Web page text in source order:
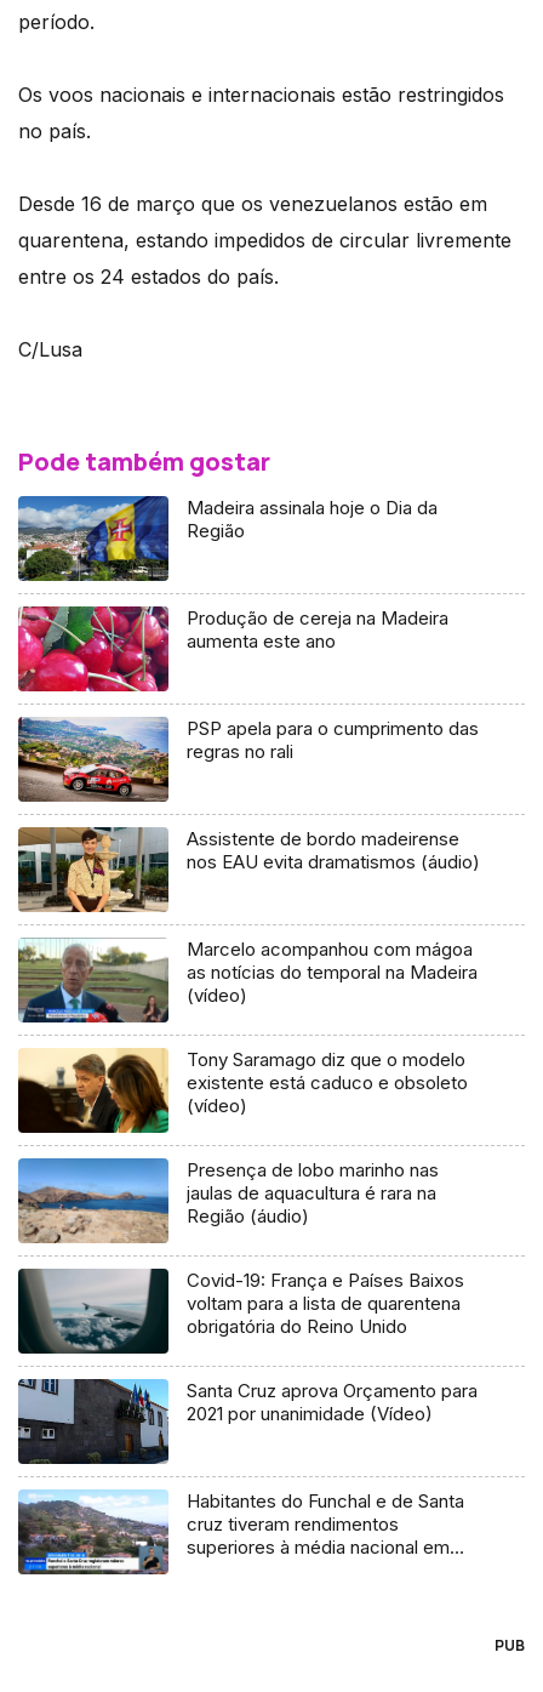
período.
Os voos nacionais e internacionais estão restringidos
no país.
Desde 16 de março que os venezuelanos estão em
quarentena, estando impedidos de circular livremente
entre os 24 estados do país.
C/Lusa
Pode também gostar
Madeira assinala hoje o Dia da
Região
Produção de cereja na Madeira
aumenta este ano
PSP apela para o cumprimento das
regras no rali
Assistente de bordo madeirense
nos EAU evita dramatismos (áudio)
Marcelo acompanhou com mágoa
as notícias do temporal na Madeira
(vídeo)
Tony Saramago diz que o modelo
existente está caduco e obsoleto
(vídeo)
Presença de lobo marinho nas
jaulas de aquacultura é rara na
Região (áudio)
Covid-19: França e Países Baixos
voltam para a lista de quarentena
obrigatória do Reino Unido
Santa Cruz aprova Orçamento para
2021 por unanimidade (Vídeo)
Habitantes do Funchal e de Santa
cruz tiveram rendimentos
superiores à média nacional em
PUB